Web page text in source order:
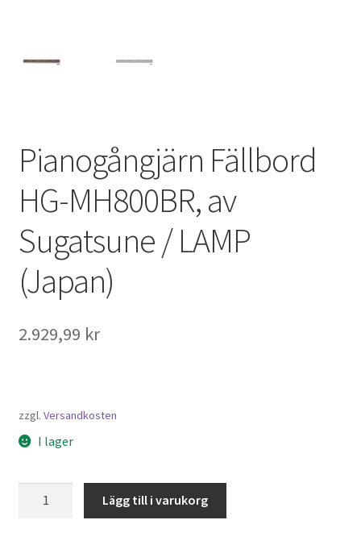
Pianogångjärn Fällbord
HG-MH800BR, av
Sugatsune / LAMP
(Japan)
2.929,99 kr
zzgl. Versandkosten
I lager
Lägg till i varukorg